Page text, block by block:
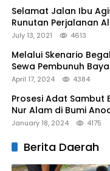
Selamat Jalan Ibu
Runutan Perjalanan
Menuju Peristirahatan
July 13, 2021 4613
Melalui Skenario
Sewa Pembunuh
Mertuanya
April 17, 2024 4384
Prosesi Adat Sambut
Nur Alam di Bumi
January 18, 2024 4175
Berita Daerah